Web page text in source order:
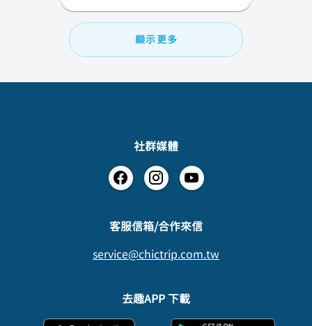
顯示更多
社群媒體
​客服信箱/合作來信
service@chictrip.com.tw
去趣APP 下載